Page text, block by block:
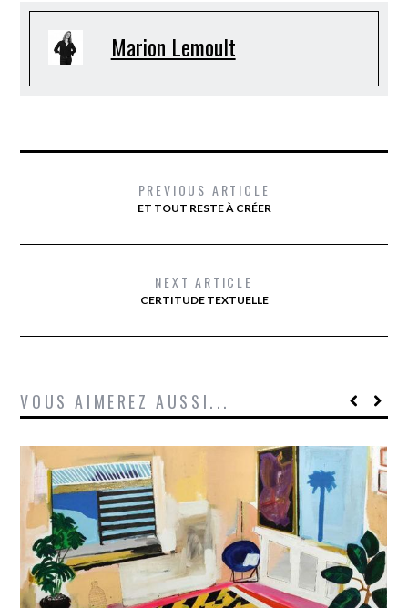
Marion Lemoult
PREVIOUS ARTICLE
ET TOUT RESTE À CRÉER
NEXT ARTICLE
CERTITUDE TEXTUELLE
VOUS AIMEREZ AUSSI...